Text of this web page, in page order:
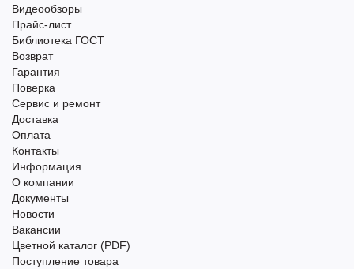
Видеообзоры
Прайс-лист
Библиотека ГОСТ
Возврат
Гарантия
Поверка
Сервис и ремонт
Доставка
Оплата
Контакты
Информация
О компании
Документы
Новости
Вакансии
Цветной каталог (PDF)
Поступление товара